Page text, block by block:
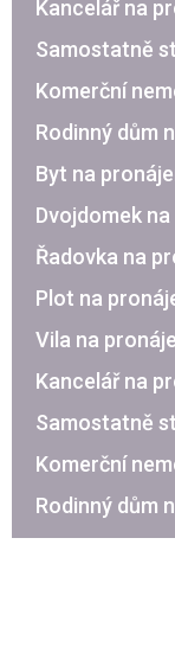
Kancelář na
Samostatně
Komerční
Rodinný dům
Byt na
Dvojdomek
Řadovka na
Plot na
Vila na
Kancelář na
Samostatně
Komerční
Rodinný dům